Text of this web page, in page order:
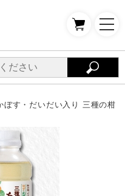
ぼす・だいだい入り 三種の柑